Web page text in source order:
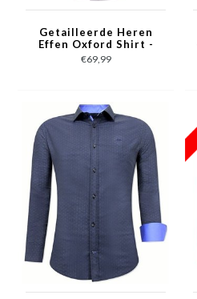
Getailleerde Heren
Effen Oxford Shirt -
Slim Fit Stretch -
Paars
€69,99